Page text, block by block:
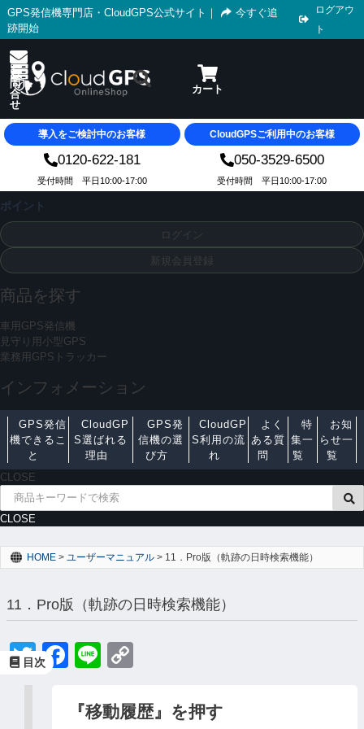
GPS発信機専門店・CloudGPS公式サイト ｜
今すぐ追
跡開始
ログアウ
ト
導入をご検討中のお客様 CloudGPSご利用中のお客様
0120-622-181 050-3529-6500
受付時間 平日10:00-17:00 受付時間 平日10:00-17:00
ポイント
ログイン
新規会員登録
商品を探す
車用GPS発信機
見守り用小型GPS
業務用GPSトラッカー
インフォメーション
GPS発信
機できるこ
と
CloudGP
S選ばれる
理由
GPS発
信機の選
び方
CloudGP
S利用の流
れ
よく
ある質
問
特
集一
覧
お知
らせ一
覧
CLOSE
CLOSE
HOME > ユーザーマニュアル > 11．Pro版（軌跡の日時検索機能）
11．Pro版（軌跡の日時検索機能）
T
F
c
Li
e
p
『移動履歴』を押す
目次